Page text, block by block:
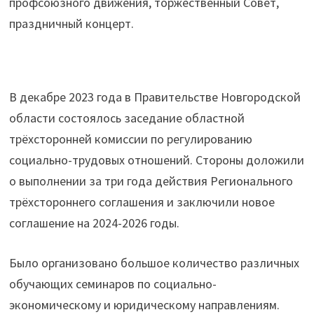
праздничный концерт.
В декабре 2023 года в Правительстве Новгородской
области состоялось заседание областной
трёхсторонней комиссии по регулированию
социально-трудовых отношений. Стороны доложили
о выполнении за три года действия Регионального
трёхстороннего соглашения и заключили новое
соглашение на 2024-2026 годы.
Было организовано большое количество различных
обучающих семинаров по социально-
экономическому и юридическому направлениям.